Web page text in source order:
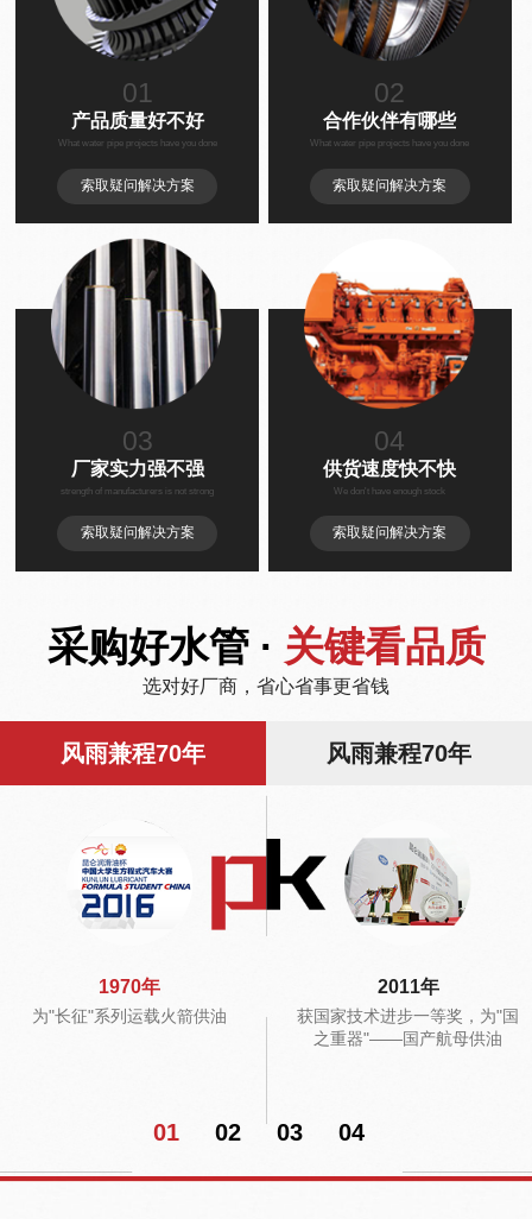
01
产品质量好不好
What water pipe projects have you done
索取疑问解决方案
02
合作伙伴有哪些
What water pipe projects have you done
索取疑问解决方案
03
厂家实力强不强
strength of manufacturers is not strong
索取疑问解决方案
04
供货速度快不快
We don't have enough stock
索取疑问解决方案
采购好水管 · 关键看品质
选对好厂商，省心省事更省钱
风雨兼程70年 风雨兼程70年
1970年
为"长征"系列运载火箭供油
2011年
获国家技术进步一等奖，为"国
之重器"——国产航母供油
01 02 03 04